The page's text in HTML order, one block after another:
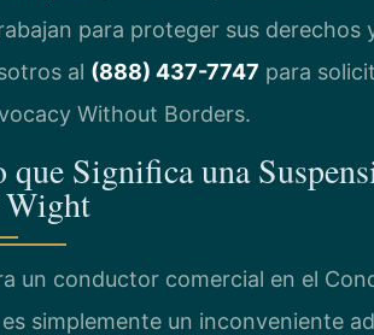
para proteger sus derechos
al (888) 437-7747 para
Without Borders.
que Significa una
un conductor comercial en el
simplemente un inconveniente